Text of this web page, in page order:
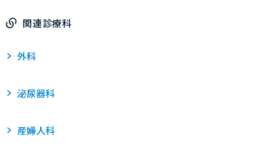
関連診療科
外科
泌尿器科
産婦人科